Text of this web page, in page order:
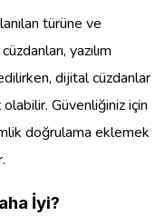
türüne ve
yazılım
dijital cüzdanlar
olabilir. Güvenliğiniz için
doğrulama eklemek
İyi?